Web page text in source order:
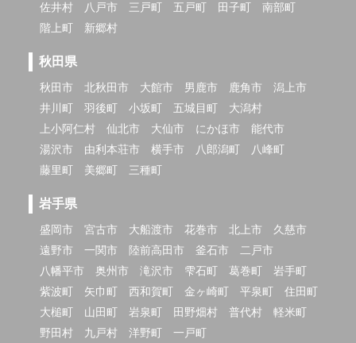
佐井村
八戸市 三戸町 五戸町 田子町
南部町
階上町
新郷村
秋田県
秋田市 北秋田市 大館市 男鹿市 鹿角市
潟上市
井川町
羽後町 小坂町 五城目町
大潟村
上小阿仁村
仙北市 大仙市 にかほ市
能代市
湯沢市
由利本荘市 横手市 八郎潟町
八峰町
藤里町
美郷町 三種町
岩手県
盛岡市 宮古市 大船渡市 花巻市 北上市
久慈市
遠野市
一関市 陸前高田市 釜石市
二戸市
八幡平市
奥州市 滝沢市 雫石町 葛巻町
岩手町
紫波町
矢巾町 西和賀町 金ヶ崎町 平泉町
住田町
大槌町
山田町 岩泉町 田野畑村 普代村
軽米町
野田村
九戸村 洋野町 一戸町